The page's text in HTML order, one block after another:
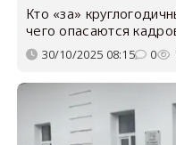
Кто «за»
чего опасаются
30/10/2025 08:15 0